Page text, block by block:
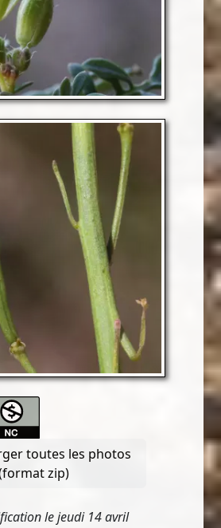
toutes les photos
zip)
le jeudi 14 avril